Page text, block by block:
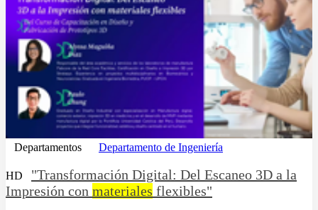
Departamentos Departamento de Ingeniería
HD
"Transformación Digital: Del Escaneo 3D a la
Impresión con materiales flexibles"